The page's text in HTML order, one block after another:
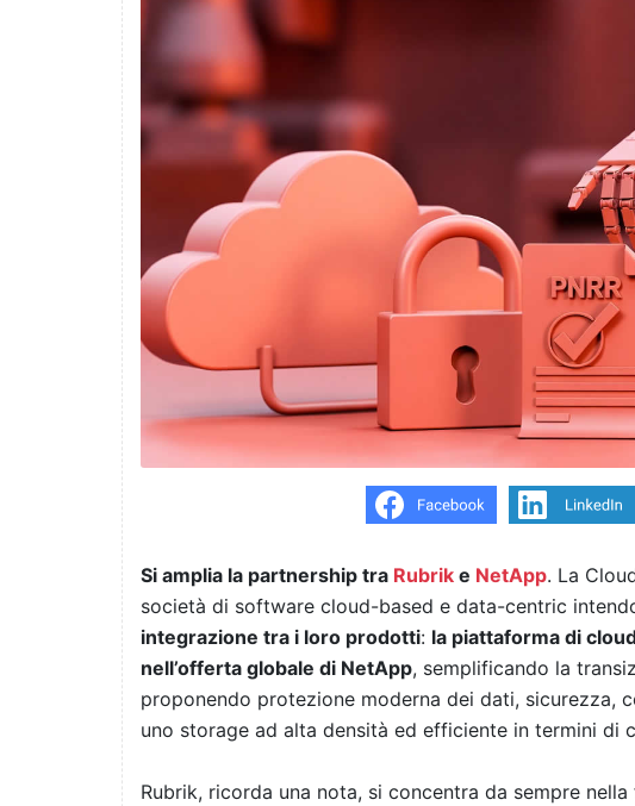
Si amplia la partnership tra Rubrik e NetApp. La
società di software cloud-based e data-centric
integrazione tra i loro prodotti: la piattaforma di
nell’offerta globale di NetApp, semplificando la
proponendo protezione moderna dei dati, sicurezza,
uno storage ad alta densità ed efficiente in termini di
Rubrik, ricorda una nota, si concentra da sempre